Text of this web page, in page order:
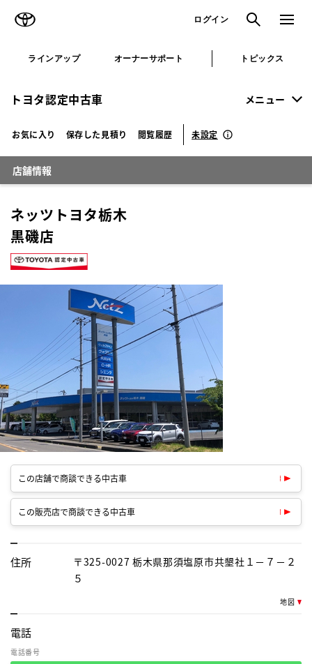
ログイン 検索 メニュ
ラインアップ オーナーサポート トピックス
トヨタ認定中古車 メニュー
お気に入り 保存した見積り 閲覧履歴 未設定
店舗情報
ネッツトヨタ栃木
黒磯店
この店舗で商談できる中古車
この販売店で商談できる中古車
住所
〒325-0027 栃木県那須塩原市共墾社１－７－２
５
地図
電話
電話番号